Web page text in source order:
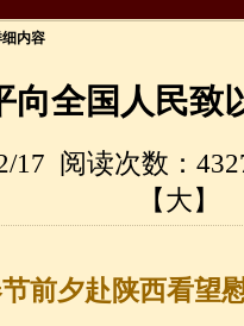
内容
向全国人民致
17 阅读次数：
【 大 】
前夕赴陕西看望